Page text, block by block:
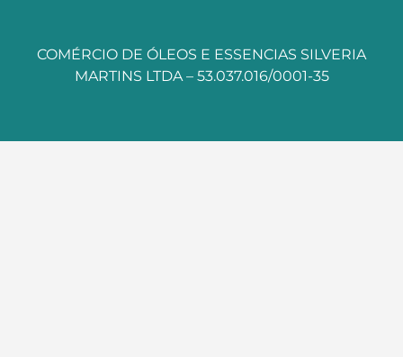
COMÉRCIO DE ÓLEOS E ESSENCIAS SILVERIA
MARTINS LTDA – 53.037.016/0001-35